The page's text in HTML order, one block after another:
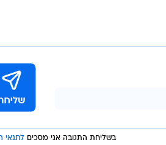
בשליחת התגובה אני מסכים לתנאי